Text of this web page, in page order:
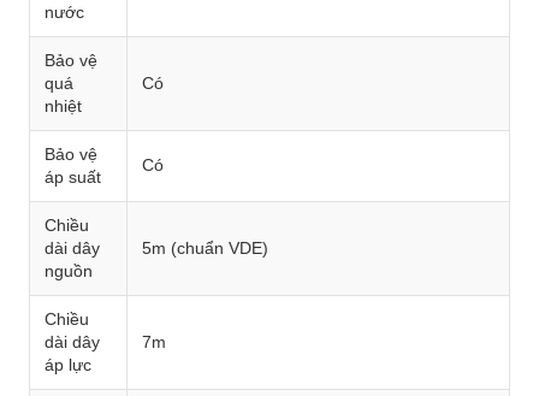
nước
Bảo vệ
quá
nhiệt
Có
Bảo vệ
áp suất
Có
Chiều
dài dây
nguồn
5m (chuẩn VDE)
Chiều
dài dây
áp lực
7m